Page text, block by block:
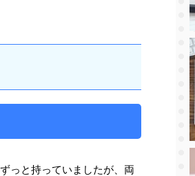
っと持っていましたが、両